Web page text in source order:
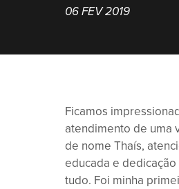
06 FEV 2019
Ficamos
atendimento de uma
de nome Thaís,
educada e dedicação
tudo. Foi minha